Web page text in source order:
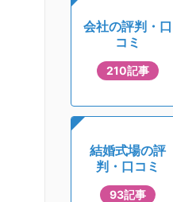
会社の評判・口
コミ
210記事
結婚式場の評
判・口コミ
93記事